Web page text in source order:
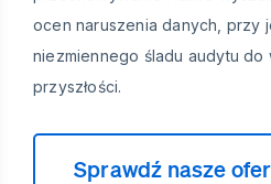
ocen naruszenia danych, przy
niezmiennego śladu audytu do
przyszłości.
Sprawdź nasze